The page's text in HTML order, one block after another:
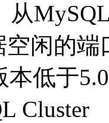
从
空闲的
本低于
Cluster